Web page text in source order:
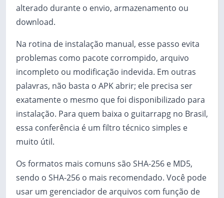
alterado durante o envio, armazenamento ou
download.
Na rotina de instalação manual, esse passo evita
problemas como pacote corrompido, arquivo
incompleto ou modificação indevida. Em outras
palavras, não basta o APK abrir; ele precisa ser
exatamente o mesmo que foi disponibilizado para
instalação. Para quem baixa o guitarrapg no Brasil,
essa conferência é um filtro técnico simples e
muito útil.
Os formatos mais comuns são SHA-256 e MD5,
sendo o SHA-256 o mais recomendado. Você pode
usar um gerenciador de arquivos com função de